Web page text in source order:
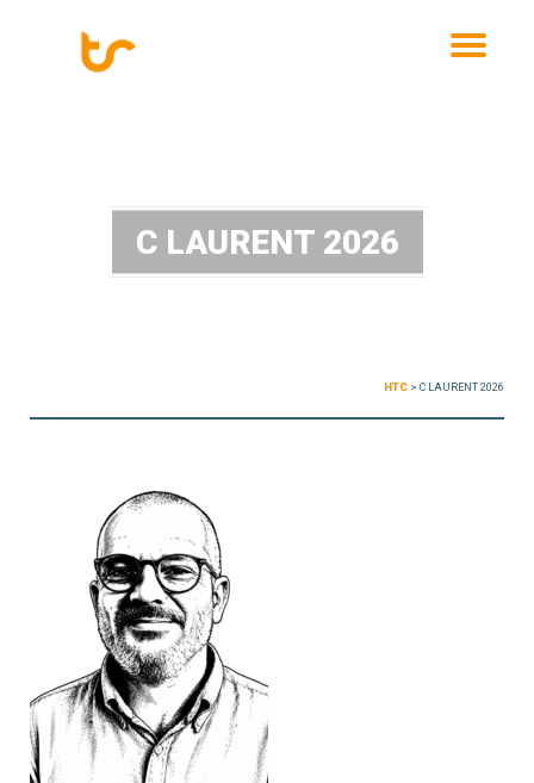
C LAURENT 2026
HTC > C LAURENT 2026